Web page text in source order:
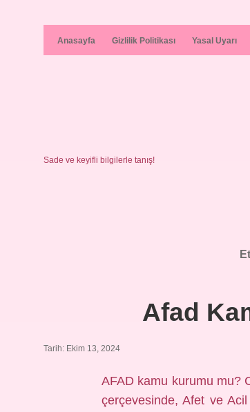
Anasayfa Gizlilik Politikası Yasal Uyarı
Sade ve keyifli bilgilerle tanış!
Afad
Tarih: Ekim 13, 2024
AFAD kamu kurumu mu?
çerçevesinde, Afet ve